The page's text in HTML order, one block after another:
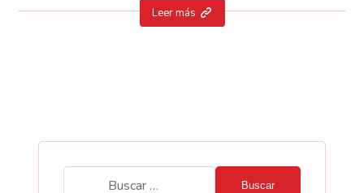
Leer más
Buscar